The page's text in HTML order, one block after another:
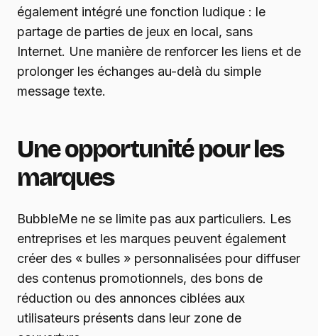
également intégré une fonction ludique : le
partage de parties de jeux en local, sans
Internet. Une manière de renforcer les liens et de
prolonger les échanges au-delà du simple
message texte.
Une opportunité pour les
marques
BubbleMe ne se limite pas aux particuliers. Les
entreprises et les marques peuvent également
créer des « bulles » personnalisées pour diffuser
des contenus promotionnels, des bons de
réduction ou des annonces ciblées aux
utilisateurs présents dans leur zone de